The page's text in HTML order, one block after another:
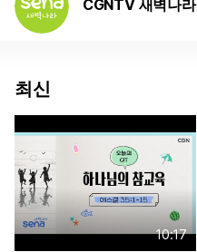
CGNTV 새벽나라
최신
10:17